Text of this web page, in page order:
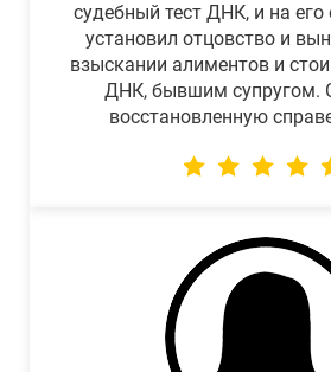
судебный тест ДНК, и на его
установил отцовство и
взыскании алиментов и
ДНК, бывшим супругом.
восстановленную